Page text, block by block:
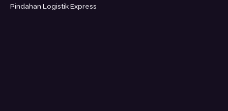
Pindahan Logistik Express